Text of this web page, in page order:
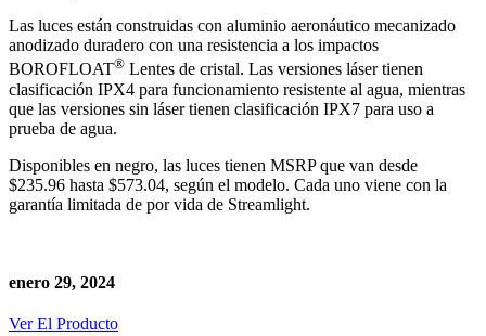
Las luces están construidas con aluminio aeronáutico mecanizado
anodizado duradero con una resistencia a los impactos
BOROFLOAT® Lentes de cristal. Las versiones láser tienen
clasificación IPX4 para funcionamiento resistente al agua, mientras
que las versiones sin láser tienen clasificación IPX7 para uso a
prueba de agua.
Disponibles en negro, las luces tienen MSRP que van desde
$235.96 hasta $573.04, según el modelo. Cada uno viene con la
garantía limitada de por vida de Streamlight.
enero 29, 2024
Ver El Producto